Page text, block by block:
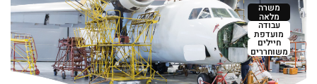
משרה
מלאה
עבודה
מועדפת
חיילים
משוחררים